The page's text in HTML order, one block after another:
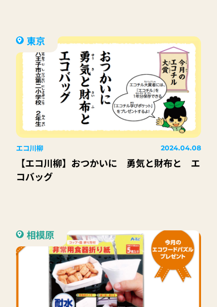
東京
エコ川柳 2024.04.08
【エコ川柳】おつかいに 勇気と財布と エ
コバッグ
相模原